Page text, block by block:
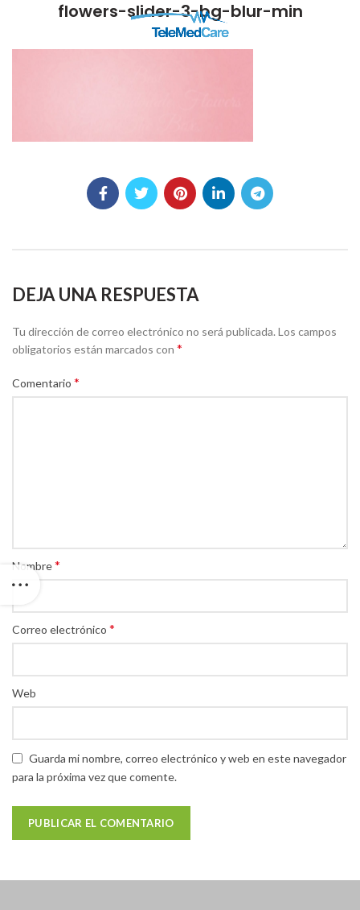
flowers-slider-3-bg-blur-min
DEJA UNA RESPUESTA
Tu dirección de correo electrónico no será publicada. Los campos
obligatorios están marcados con *
Comentario *
Nombre*
Correo electrónico *
Web
Guarda mi nombre, correo electrónico y web en este navegador
para la próxima vez que comente.